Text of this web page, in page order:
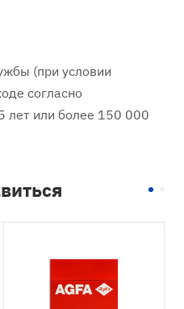
(при условии
согласно
лет или более 150 000